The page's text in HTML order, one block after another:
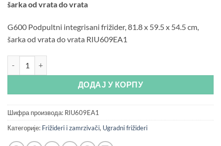
била:
šarka od vrata do vrata
G600 Podpultni integrisani frižider, 81.8 x 59.5 x 54.5 cm,
šarka od vrata do vrata RIU609EA1
ДОДАЈ У КОРПУ
Шифра производа: RIU609EA1
Категорије: Frižideri i zamrzivači, Ugradni frižideri